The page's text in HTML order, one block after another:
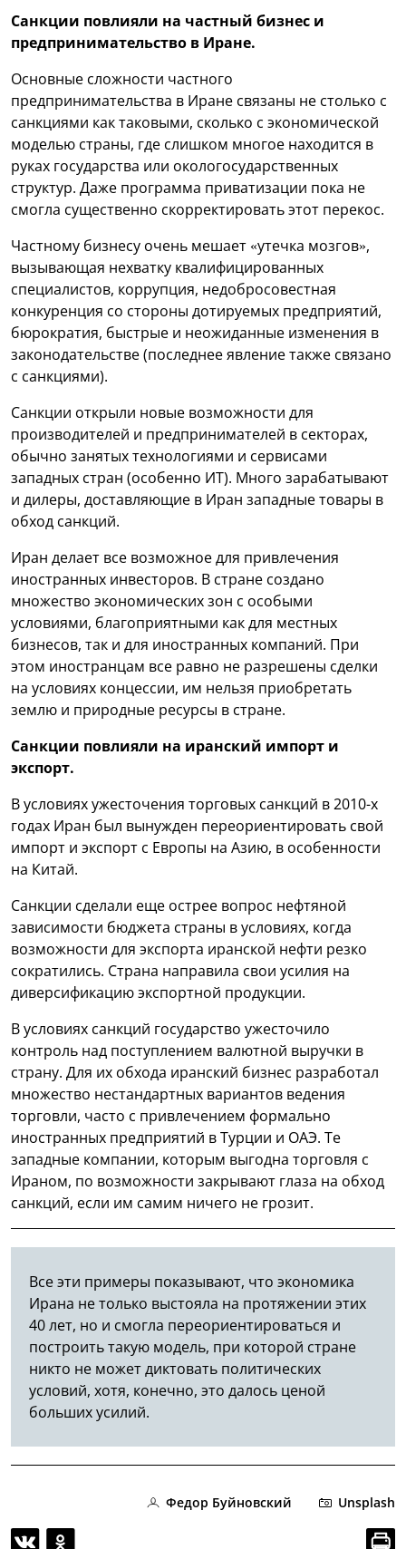
Санкции повлияли на частный бизнес и
предпринимательство в Иране.
Основные сложности частного
предпринимательства в Иране связаны не столько с
санкциями как таковыми, сколько с экономической
моделью страны, где слишком многое находится в
руках государства или окологосударственных
структур. Даже программа приватизации пока не
смогла существенно скорректировать этот перекос.
Частному бизнесу очень мешает «утечка мозгов»,
вызывающая нехватку квалифицированных
специалистов, коррупция, недобросовестная
конкуренция со стороны дотируемых предприятий,
бюрократия, быстрые и неожиданные изменения в
законодательстве (последнее явление также связано
с санкциями).
Санкции открыли новые возможности для
производителей и предпринимателей в секторах,
обычно занятых технологиями и сервисами
западных стран (особенно ИТ). Много зарабатывают
и дилеры, доставляющие в Иран западные товары в
обход санкций.
Иран делает все возможное для привлечения
иностранных инвесторов. В стране создано
множество экономических зон с особыми
условиями, благоприятными как для местных
бизнесов, так и для иностранных компаний. При
этом иностранцам все равно не разрешены сделки
на условиях концессии, им нельзя приобретать
землю и природные ресурсы в стране.
Санкции повлияли на иранский импорт и
экспорт.
В условиях ужесточения торговых санкций в 2010-х
годах Иран был вынужден переориентировать свой
импорт и экспорт с Европы на Азию, в особенности
на Китай.
Санкции сделали еще острее вопрос нефтяной
зависимости бюджета страны в условиях, когда
возможности для экспорта иранской нефти резко
сократились. Страна направила свои усилия на
диверсификацию экспортной продукции.
В условиях санкций государство ужесточило
контроль над поступлением валютной выручки в
страну. Для их обхода иранский бизнес разработал
множество нестандартных вариантов ведения
торговли, часто с привлечением формально
иностранных предприятий в Турции и ОАЭ. Те
западные компании, которым выгодна торговля с
Ираном, по возможности закрывают глаза на обход
санкций, если им самим ничего не грозит.
Все эти примеры показывают, что экономика
Ирана не только выстояла на протяжении этих
40 лет, но и смогла переориентироваться и
построить такую модель, при которой стране
никто не может диктовать политических
условий, хотя, конечно, это далось ценой
больших усилий.
Федор Буйновский Unsplash